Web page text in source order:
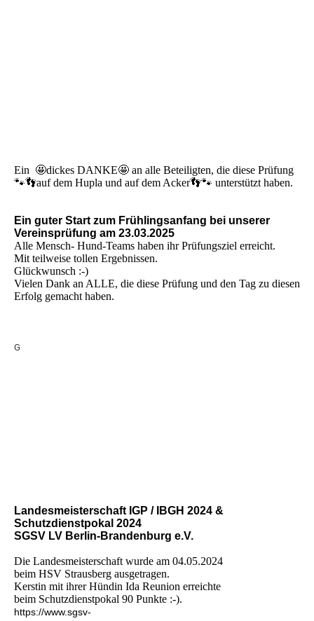
Ein 🤩dickes DANKE🤩 an alle Beteiligten, die diese Prüfung
🐾👣auf dem Hupla und auf dem Acker👣🐾 unterstützt haben.
Ein guter Start zum Frühlingsanfang bei unserer
Vereinsprüfung am 23.03.2025
Alle Mensch- Hund-Teams haben ihr Prüfungsziel erreicht.
Mit teilweise tollen Ergebnissen.
Glückwunsch :-)
Vielen Dank an ALLE, die diese Prüfung und den Tag zu diesen
Erfolg gemacht haben.
G
Landesmeisterschaft IGP / IBGH 2024 &
Schutzdienstpokal 2024
SGSV LV Berlin-Brandenburg e.V.
Die Landesmeisterschaft wurde am 04.05.2024
beim HSV Strausberg ausgetragen.
Kerstin mit ihrer Hündin Ida Reunion erreichte
beim Schutzdienstpokal 90 Punkte :-).
https://www.sgsv-